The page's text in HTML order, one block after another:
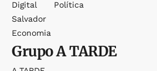
Digital
Salvador
Economia
Política
GrupoA TARDE